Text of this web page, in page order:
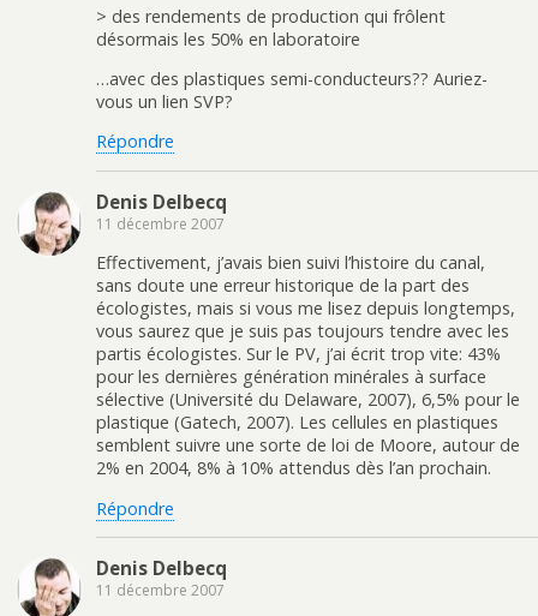
> des rendements de production qui frôlent
désormais les 50% en laboratoire
…avec des plastiques semi-conducteurs?? Auriez-
vous un lien SVP?
Répondre
Denis Delbecq
11 décembre 2007
Effectivement, j’avais bien suivi l’histoire du canal,
sans doute une erreur historique de la part des
écologistes, mais si vous me lisez depuis longtemps,
vous saurez que je suis pas toujours tendre avec les
partis écologistes. Sur le PV, j’ai écrit trop vite: 43%
pour les dernières génération minérales à surface
sélective (Université du Delaware, 2007), 6,5% pour le
plastique (Gatech, 2007). Les cellules en plastiques
semblent suivre une sorte de loi de Moore, autour de
2% en 2004, 8% à 10% attendus dès l’an prochain.
Répondre
Denis Delbecq
11 décembre 2007